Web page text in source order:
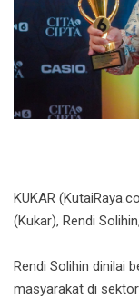
KUKAR
(Kukar), Rendi
Rendi Solihin dinilai
masyarakat di